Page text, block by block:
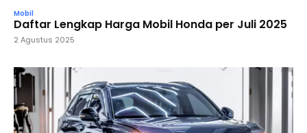
Mobil
Daftar Lengkap Harga Mobil Honda per Juli 2025
2 Agustus 2025